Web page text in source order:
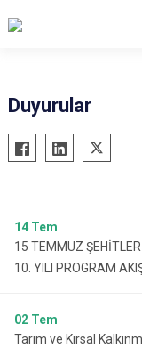
Bozdoğan
Buharkent
Didim
Germencik
İncirliova
Karpuzlu
Duyurular
14 Tem
15 TEMMUZ
10. YILI PROGRAM
02 Tem
Tarım ve Kırsal